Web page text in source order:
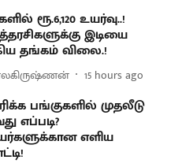
ரூ.6,120 உயர்வு..!
இடியை
தங்கம் விலை.!
15 hours ago
பங்குகளில் முதலீடு
எப்படி?
எளிய